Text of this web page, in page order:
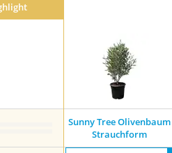
Sunny Tree Olivenbaum
Strauchform